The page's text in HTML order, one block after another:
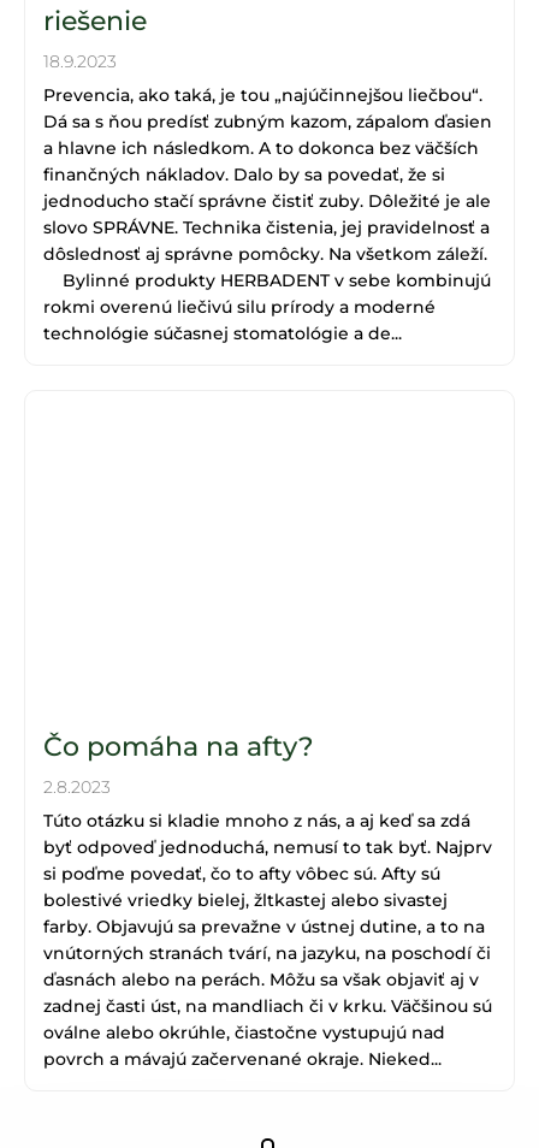
riešenie
18.9.2023
Prevencia, ako taká, je tou „najúčinnejšou liečbou“.
Dá sa s ňou predísť zubným kazom, zápalom ďasien
a hlavne ich následkom. A to dokonca bez väčších
finančných nákladov. Dalo by sa povedať, že si
jednoducho stačí správne čistiť zuby. Dôležité je ale
slovo SPRÁVNE. Technika čistenia, jej pravidelnosť a
dôslednosť aj správne pomôcky. Na všetkom záleží.
Bylinné produkty HERBADENT v sebe kombinujú
rokmi overenú liečivú silu prírody a moderné
technológie súčasnej stomatológie a de...
Čo pomáha na afty?
2.8.2023
Túto otázku si kladie mnoho z nás, a aj keď sa zdá
byť odpoveď jednoduchá, nemusí to tak byť. Najprv
si poďme povedať, čo to afty vôbec sú. Afty sú
bolestivé vriedky bielej, žltkastej alebo sivastej
farby. Objavujú sa prevažne v ústnej dutine, a to na
vnútorných stranách tvárí, na jazyku, na poschodí či
ďasnách alebo na perách. Môžu sa však objaviť aj v
zadnej časti úst, na mandliach či v krku. Väčšinou sú
oválne alebo okrúhle, čiastočne vystupujú nad
povrch a mávajú začervenané okraje. Nieked...